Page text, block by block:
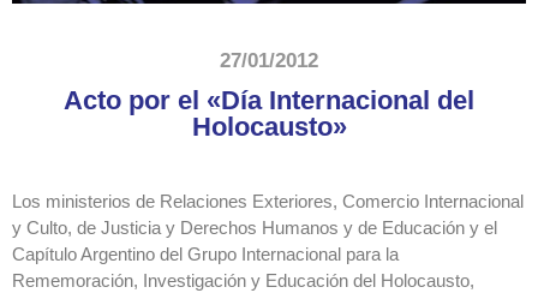
27/01/2012
Acto por el «Día Internacional del
Holocausto»
Los ministerios de Relaciones Exteriores, Comercio Internacional
y Culto, de Justicia y Derechos Humanos y de Educación y el
Capítulo Argentino del Grupo Internacional para la
Rememoración, Investigación y Educación del Holocausto,